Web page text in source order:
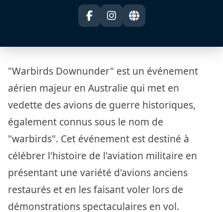
"Warbirds Downunder" est un événement
aérien majeur en Australie qui met en
vedette des avions de guerre historiques,
également connus sous le nom de
"warbirds". Cet événement est destiné à
célébrer l'histoire de l'aviation militaire en
présentant une variété d'avions anciens
restaurés et en les faisant voler lors de
démonstrations spectaculaires en vol.